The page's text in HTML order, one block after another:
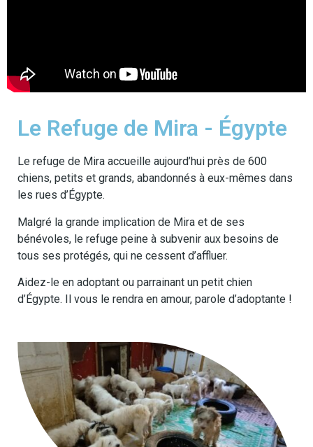
Le Refuge de Mira - Égypte
Le refuge de Mira accueille aujourd’hui près de 600
chiens, petits et grands, abandonnés à eux-mêmes dans
les rues d’Égypte.
Malgré la grande implication de Mira et de ses
bénévoles, le refuge peine à subvenir aux besoins de
tous ses protégés, qui ne cessent d’affluer.
Aidez-le en adoptant ou parrainant un petit chien
d’Égypte. Il vous le rendra en amour, parole d’adoptante !